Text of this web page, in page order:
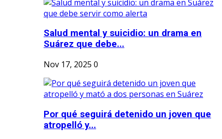
Salud mental y suicidio: un drama en
Suárez que debe...
Nov 17, 2025 0
Por qué seguirá detenido un joven que
atropelló y...